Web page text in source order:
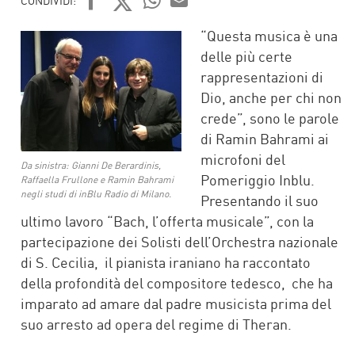
FACEBOOK
TWITTER
WHATSAPP
MAIL
Da sinistra: Gianni De Berardinis,
Raffaella Frullone e Ramin Bahrami
negli studi di inBlu Radio di Milano.
“Questa musica è una
delle più certe
rappresentazioni di
Dio, anche per chi non
crede”, sono le parole
di Ramin Bahrami ai
microfoni del
Pomeriggio Inblu.
Presentando il suo
ultimo lavoro “Bach, l’offerta musicale”, con la
partecipazione dei Solisti dell’Orchestra nazionale
di S. Cecilia, il pianista iraniano ha raccontato
della profondità del compositore tedesco, che ha
imparato ad amare dal padre musicista prima del
suo arresto ad opera del regime di Theran.